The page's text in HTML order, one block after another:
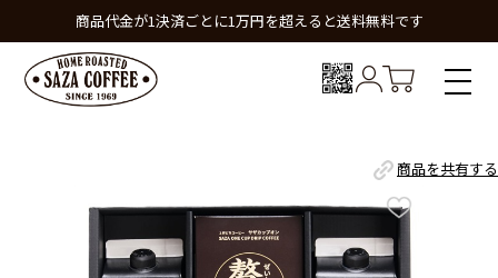
商品代金が1決済ごとに1万円を超えると送料無料です
商品を共有する